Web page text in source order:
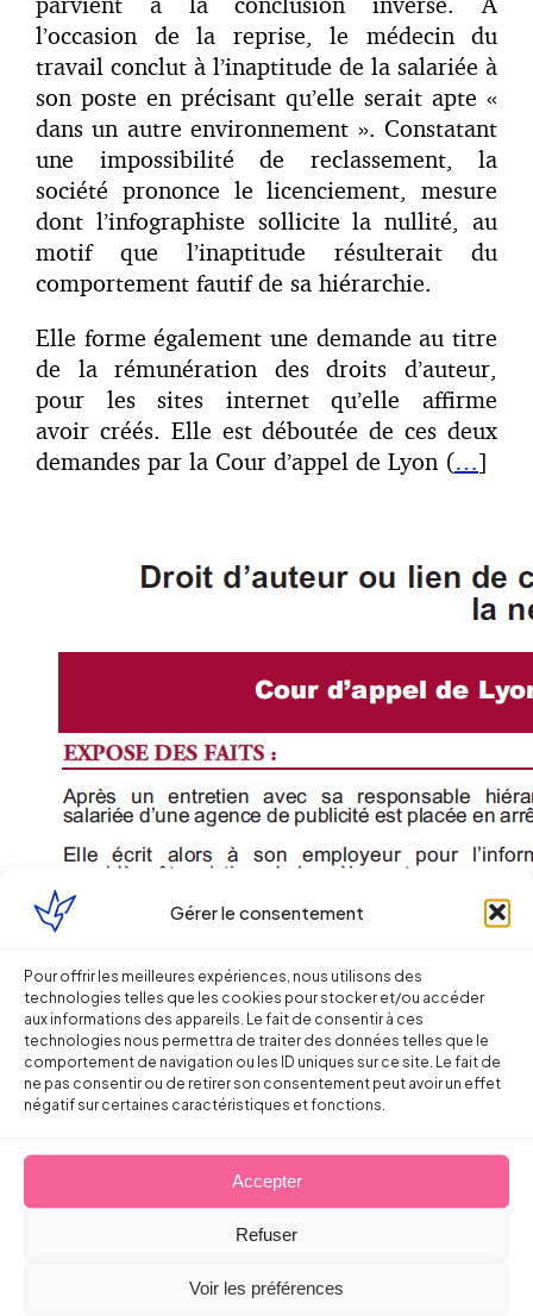
Gérer le consentement
Pour offrir les meilleures expériences, nous utilisons des
technologies telles que les cookies pour stocker et/ou accéder
aux informations des appareils. Le fait de consentir à ces
technologies nous permettra de traiter des données telles que le
comportement de navigation ou les ID uniques sur ce site. Le fait de
ne pas consentir ou de retirer son consentement peut avoir un effet
négatif sur certaines caractéristiques et fonctions.
Accepter
Refuser
Voir les préférences
l’occasion de la reprise, le médecin du
travail conclut à l’inaptitude de la salariée à
son poste en précisant qu’elle serait apte «
dans un autre environnement ». Constatant
une impossibilité de reclassement, la
société prononce le licenciement, mesure
dont l’infographiste sollicite la nullité, au
motif que l’inaptitude résulterait du
comportement fautif de sa hiérarchie.
Elle forme également une demande au titre
de la rémunération des droits d’auteur,
pour les sites internet qu’elle affirme
avoir créés. Elle est déboutée de ces deux
demandes par la Cour d’appel de Lyon (…]